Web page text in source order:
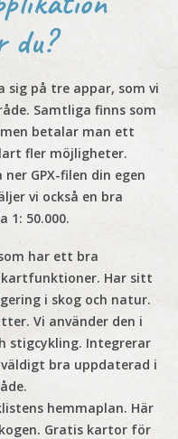
du?
sig på tre appar, som vi
Samtliga finns som
betalar man ett
fler möjligheter.
GPX-filen din egen
vi också en bra
50.000.
har ett bra
Har sitt
i skog och natur.
Vi använder den i
stigcykling. Integrerar
bra uppdaterad i
hemmaplan. Här
Gratis kartor för